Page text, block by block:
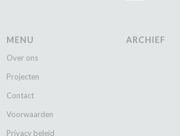
MENU
Over ons
Projecten
Contact
Voorwaarden
Privacy beleid
ARCHIEF